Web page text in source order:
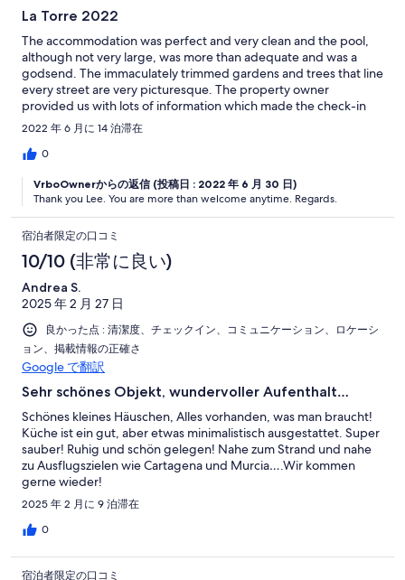
La Torre 2022
The accommodation was perfect and very clean and the pool,
although not very large, was more than adequate and was a
godsend. The immaculately trimmed gardens and trees that line
every street are very picturesque. The property owner
provided us with lots of information which made the check-in
process and our stay stress-free. During our stay I had a few
occasions where I wanted to contact the property owner and,
each time, she responded straight away. The location was very
were only a 15 minute walk away but carrying heavy shopping
home in the heat was not enjoyable. We visited Los Alcazares
once (via taxi) and had a lovely meal in El Patio (would definitely
recommend this restaurant). The area has many bars and
restaurants and, once again, we would have visited there more
frequently if we'd had a car. The €80 return taxi journey put us
off doing it more than once. The bars and restaurants on the
resort were disappointing (mostly closed) but, post-COVID, this
amazing weather. I would definitely recommend La Torre Golf
resort for a relaxing holiday. As I mentioned, in future I will hire a
car so we can get out and visit some of the local areas such as
2022 年 6 月に 14 泊滞在
0
VrboOwnerからの返信 (投稿日 : 2022 年 6 月 30 日)
Thank you Lee. You are more than welcome anytime. Regards.
宿泊者限定の口コミ
10/10 (非常に良い)
Andrea S.
2025 年 2 月 27 日
良かった点 : 清潔度、チェックイン、コミュニケーション、ロケーシ
ョン、掲載情報の正確さ
Google で翻訳
Sehr schönes Objekt, wundervoller Aufenthalt…
Schönes kleines Häuschen, Alles vorhanden, was man braucht!
Küche ist ein gut, aber etwas minimalistisch ausgestattet. Super
sauber! Ruhig und schön gelegen! Nahe zum Strand und nahe
zu Ausflugszielen wie Cartagena und Murcia….Wir kommen
gerne wieder!
2025 年 2 月に 9 泊滞在
0
宿泊者限定の口コミ